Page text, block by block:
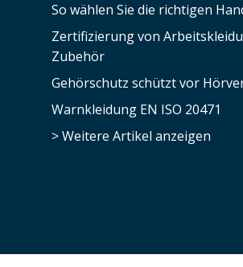
So wählen Sie die richtigen
Zertifizierung von
Zubehör
Gehörschutz schützt vor
Warnkleidung EN ISO 20471
> Weitere Artikel anzeigen